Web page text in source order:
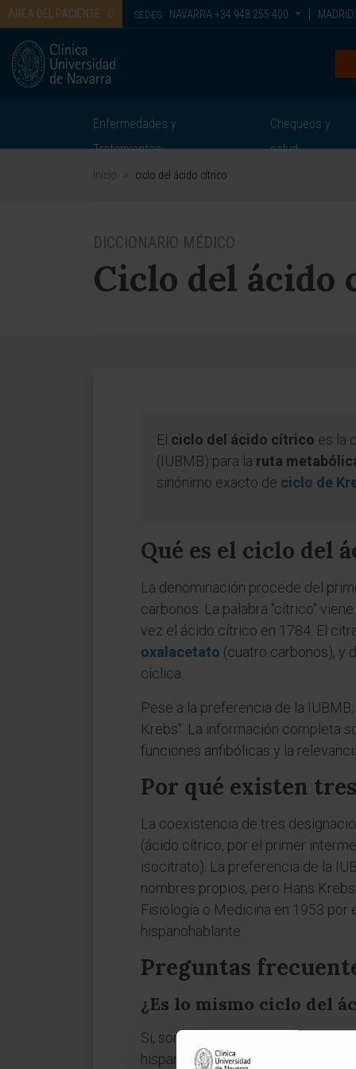
ÁREA DEL PACIENTE SEDES: NAVARRA +34 948 255 400 MADRID
Enfermedades y
Tratamientos
Chequeos y
salud
Inicio > ciclo del ácido cítrico
DICCIONARIO MÉDICO
Ciclo del ácido
El ciclo del ácido cítrico es la
(IUBMB) para la ruta
sinónimo exacto de ciclo de
Qué es el ciclo del
La denominación procede del
carbonos. La palabra "cítrico"
vez el ácido cítrico en 1784. El
oxalacetato (cuatro carbonos), y
cíclica.
Pese a la preferencia de la
Krebs". La información completa
funciones anfibólicas y la
Por qué existen
La coexistencia de tres
(ácido cítrico, por el primer
isocitrato). La preferencia de la
nombres propios, pero Hans
Fisiología o Medicina en 1953 por
hispanohablante.
Preguntas
¿Es lo mismo ciclo del
Sí, son sinónimos exactos. La
hispanohablante usan